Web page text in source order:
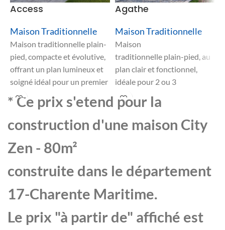
Access
Maison Traditionnelle
Maison traditionnelle plain-
pied, compacte et évolutive,
offrant un plan lumineux et
soigné idéal pour un premier
achat ou un budget serré
tout en assurant un
confort familial appréciable.
Agathe
Maison Traditionnelle
Maison
traditionnelle plain-pied, au
plan clair et fonctionnel,
idéale pour 2 ou 3
chambres, pensée pour la
simplicité et la convivialité
avec un excellent
rapport qualité-prix.
* Ce prix s'etend pour la
construction d'une maison City
Zen - 80m²
construite dans le département
17-Charente Maritime.
Le prix "à partir de" affiché est